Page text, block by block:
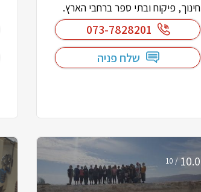
חינוך, פיקוח ובתי ספר ברחבי הארץ.
073-7828201
שלח פניה
10.0
/ 10